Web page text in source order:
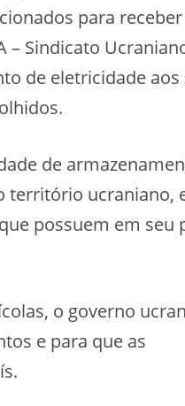
para receber
– Sindicato
de eletricidade aos
de
território ucraniano,
possuem em seu
o governo
e para que as